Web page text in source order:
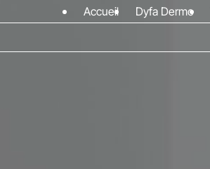
Accueil Dyfa Dermo
Panneau de gestion des cookies